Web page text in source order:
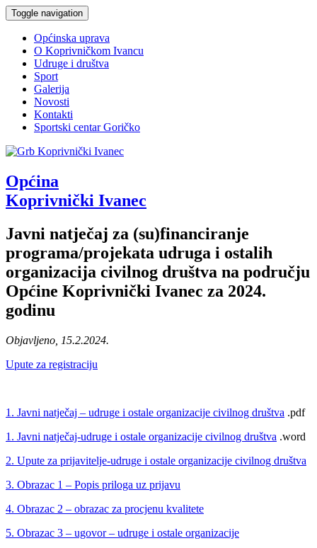
Toggle navigation
Općinska uprava
O Koprivničkom Ivancu
Udruge i društva
Sport
Galerija
Novosti
Kontakti
Sportski centar Goričko
Općina
Koprivnički Ivanec
Javni natječaj za (su)financiranje
programa/projekata udruga i ostalih
organizacija civilnog društva na području
Općine Koprivnički Ivanec za 2024.
godinu
Objavljeno, 15.2.2024.
Upute za registraciju
1. Javni natječaj – udruge i ostale organizacije civilnog društva .pdf
1. Javni natječaj-udruge i ostale organizacije civilnog društva .word
2. Upute za prijavitelje-udruge i ostale organizacije civilnog društva
3. Obrazac 1 – Popis priloga uz prijavu
4. Obrazac 2 – obrazac za procjenu kvalitete
5. Obrazac 3 – ugovor – udruge i ostale organizacije